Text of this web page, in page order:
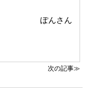
ぽんさん
次の記事≫